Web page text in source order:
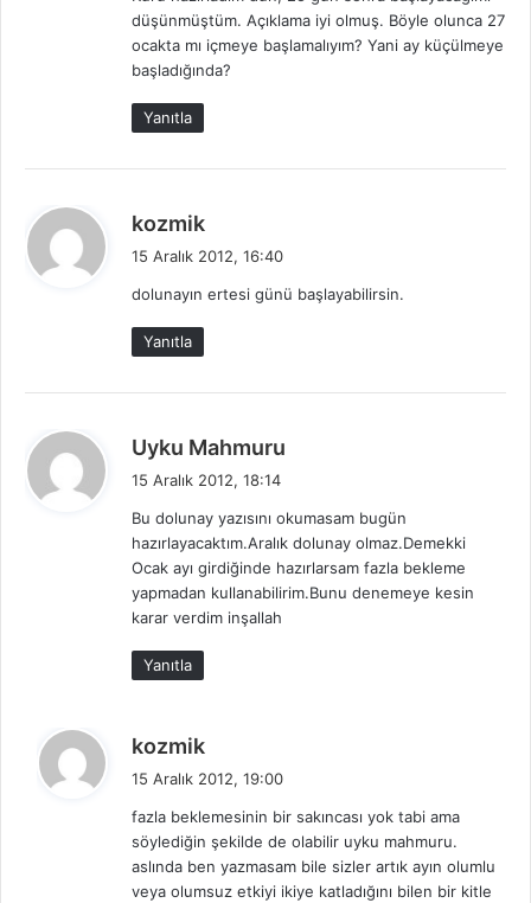
k
i
düşünmüştüm. Açıklama iyi olmuş. Böyle olunca 27
ocakta mı içmeye başlamalıyım? Yani ay küçülmeye
başladığında?
Yanıtla
kozmik
i
15 Aralık 2012, 16:40
dolunayın ertesi günü başlayabilirsin.
Yanıtla
Uyku Mahmuru
i
k
i
15 Aralık 2012, 18:14
Bu dolunay yazısını okumasam bugün
hazırlayacaktım.Aralık dolunay olmaz.Demekki
Ocak ayı girdiğinde hazırlarsam fazla bekleme
yapmadan kullanabilirim.Bunu denemeye kesin
karar verdim inşallah
Yanıtla
kozmik
i
k
i
15 Aralık 2012, 19:00
fazla beklemesinin bir sakıncası yok tabi ama
söylediğin şekilde de olabilir uyku mahmuru.
aslında ben yazmasam bile sizler artık ayın olumlu
veya olumsuz etkiyi ikiye katladığını bilen bir kitle